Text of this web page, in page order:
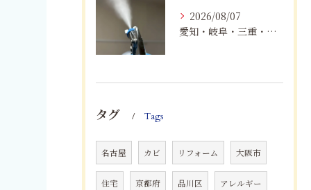
2026/08/07
愛知・岐阜・三重・静岡でカビアレルギーにお悩みの方へ｜MIST工法®による安全なカビ対策と健康な住まいづくり
タグ Tags
名古屋 カビ リフォーム 大阪市
住宅 京都府 品川区 アレルギー